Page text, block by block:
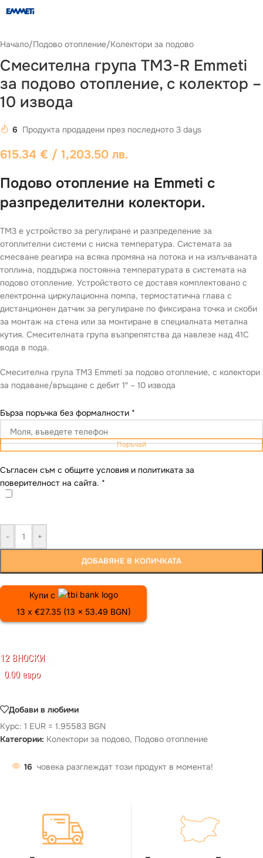
Начало/Подово отопление/Колектори за подово
Смесителна група TM3-R Emmeti
за подово отопление, с колектор –
10 извода
6 Продукта продадени през последното 3 days
615.34 € / 1,203.50 лв.
Подово отопление на Emmeti с
разпределителни колектори.
TM3 е устройство за регулиране и разпределение за
отоплителни системи с ниска температура. Системата за
смесване реагира на всяка промяна на потока и на излъчваната
топлина, поддържа постоянна температурата в системата на
подово отопление. Устройството се доставя комплектовано с
електронна циркулационна помпа, термостатична глава с
дистанционен датчик за регулиране по фиксирана точка и скоби
за монтаж на стена или за монтиране в специалната метална
кутия. Смесителната група възпрепятства да навлезе над 41С
вода в пода.
Смесителна група TM3 Emmeti за подово отопление, с колектори
за подаване/връщане с дебит 1″ – 10 извода
Бърза поръчка без формалности *
Поръчай
Съгласен съм с общите условия и политиката за
поверителност на сайта. *
- +
ДОБАВЯНЕ В КОЛИЧКАТА
Купи с
13 x €27.35 (13 x 53.49 BGN)
12 ВНОСКИ
0.00 евро
Добави в любими
Курс: 1 EUR = 1.95583 BGN
Категории: Колектори за подово, Подово отопление
16 човека разглеждат този продукт в момента!